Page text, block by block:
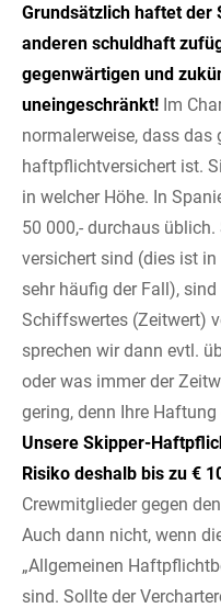
Grundsätzlich haftet der
anderen schuldhaft
gegenwärtigen und
uneingeschränkt! Im
normalerweise, dass das
haftpflichtversichert ist.
in welcher Höhe. In
50 000,- durchaus
versichert sind (dies ist
sehr häufig der Fall),
Schiffswertes (Zeitwert)
sprechen wir dann evtl.
oder was immer der
gering, denn Ihre
Unsere Skipper-
Risiko deshalb bis zu €
Crewmitglieder gegen
Auch dann nicht, wenn
„Allgemeinen
sind. Sollte der